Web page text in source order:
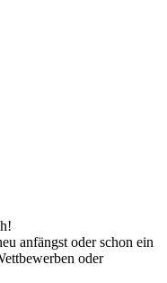
anfängst oder schon ein
oder